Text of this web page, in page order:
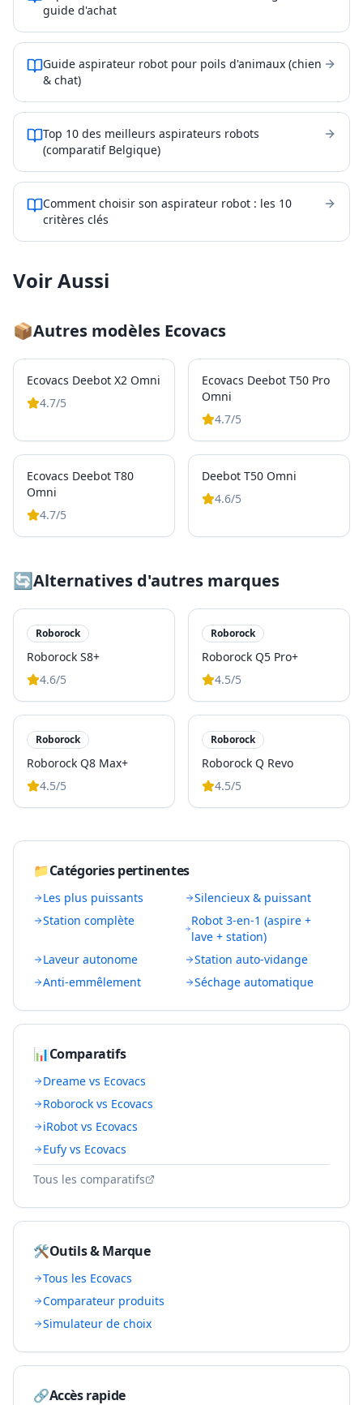
guide d'achat
Guide aspirateur robot pour poils d'animaux (chien
& chat)
Top 10 des meilleurs aspirateurs robots
(comparatif Belgique)
Comment choisir son aspirateur robot : les 10
critères clés
Voir Aussi
📦Autres modèles Ecovacs
Ecovacs Deebot X2 Omni
4.7/5
Ecovacs Deebot T50 Pro
Omni
4.7/5
Ecovacs Deebot T80
Omni
4.7/5
Deebot T50 Omni
4.6/5
🔄Alternatives d'autres marques
Roborock
Roborock S8+
4.6/5
Roborock
Roborock Q5 Pro+
4.5/5
Roborock
Roborock Q8 Max+
4.5/5
Roborock
Roborock Q Revo
4.5/5
📁Catégories pertinentes
Les plus puissants
Silencieux & puissant
Station complète
Robot 3-en-1 (aspire +
lave + station)
Laveur autonome
Station auto-vidange
Anti-emmêlement
Séchage automatique
📊Comparatifs
Dreame vs Ecovacs
Roborock vs Ecovacs
iRobot vs Ecovacs
Eufy vs Ecovacs
Tous les comparatifs
🛠️Outils & Marque
Tous les Ecovacs
Comparateur produits
Simulateur de choix
🔗Accès rapide